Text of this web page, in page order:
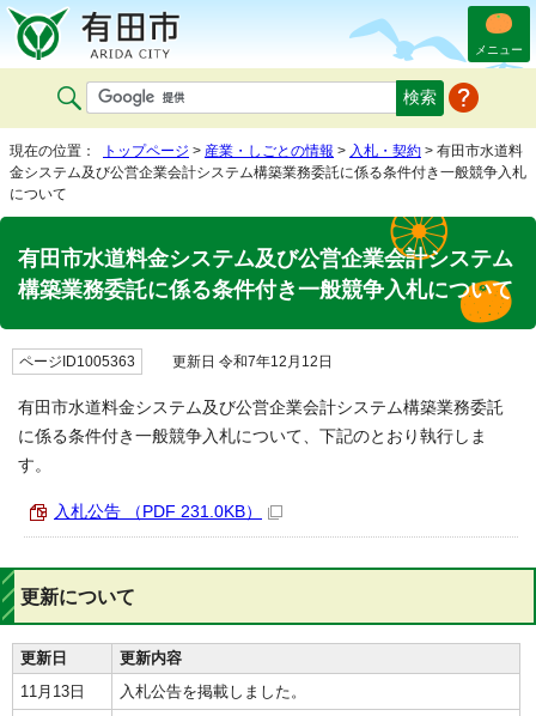
メニュー
現在の位置： トップページ > 産業・しごとの情報 > 入札・契約 > 有田市水道料
金システム及び公営企業会計システム構築業務委託に係る条件付き一般競争入札
について
有田市水道料金システム及び公営企業会計システム
構築業務委託に係る条件付き一般競争入札について
ページID1005363 更新日 令和7年12月12日
有田市水道料金システム及び公営企業会計システム構築業務委託
に係る条件付き一般競争入札について、下記のとおり執行しま
す。
入札公告 （PDF 231.0KB）
更新について
更新日
更新内容
11月13日
入札公告を掲載しました。